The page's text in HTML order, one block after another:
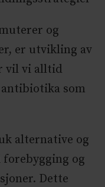
og
er utvikling av
vil vi alltid
som
alternative og
og
Dette